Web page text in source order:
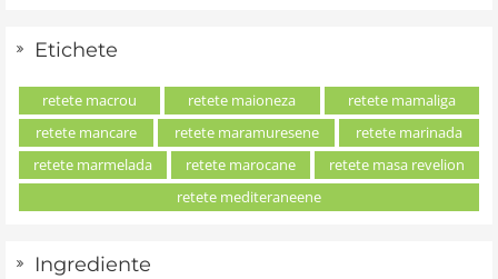
Etichete
retete macrou retete maioneza
retete mamaliga
retete mancare
retete maramuresene
retete marinada
retete marmelada
retete marocane
retete masa revelion
retete mediteraneene
Ingrediente